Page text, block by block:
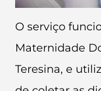
O serviço
Maternidade
Teresina, e